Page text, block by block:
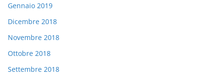
Gennaio 2019
Dicembre 2018
Novembre 2018
Ottobre 2018
Settembre 2018